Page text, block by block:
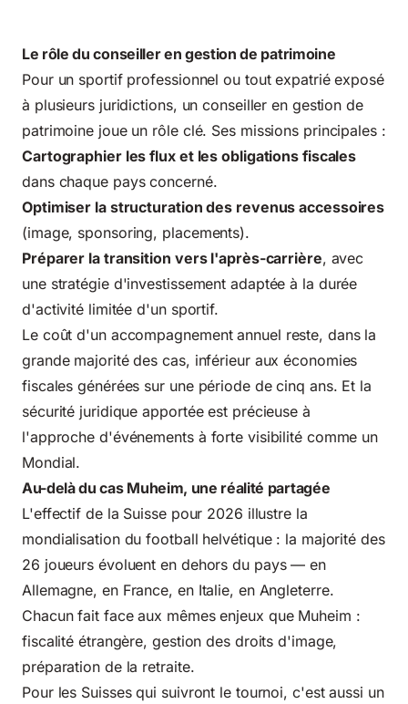
Le rôle du conseiller en gestion de patrimoine
Pour un sportif professionnel ou tout expatrié exposé
à plusieurs juridictions, un conseiller en gestion de
patrimoine joue un rôle clé. Ses missions principales :
Cartographier les flux et les obligations fiscales
dans chaque pays concerné.
Optimiser la structuration des revenus accessoires
(image, sponsoring, placements).
Préparer la transition vers l'après-carrière, avec
une stratégie d'investissement adaptée à la durée
d'activité limitée d'un sportif.
Le coût d'un accompagnement annuel reste, dans la
grande majorité des cas, inférieur aux économies
fiscales générées sur une période de cinq ans. Et la
sécurité juridique apportée est précieuse à
l'approche d'événements à forte visibilité comme un
Mondial.
Au-delà du cas Muheim, une réalité partagée
L'effectif de la Suisse pour 2026 illustre la
mondialisation du football helvétique : la majorité des
26 joueurs évoluent en dehors du pays — en
Allemagne, en France, en Italie, en Angleterre.
Chacun fait face aux mêmes enjeux que Muheim :
fiscalité étrangère, gestion des droits d'image,
préparation de la retraite.
Pour les Suisses qui suivront le tournoi, c'est aussi un